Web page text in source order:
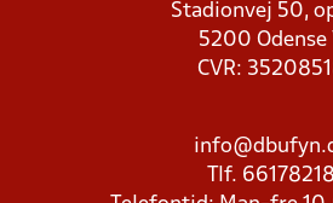
Stadionvej 50,
5200 Odense
CVR:
Tlf. 66178218